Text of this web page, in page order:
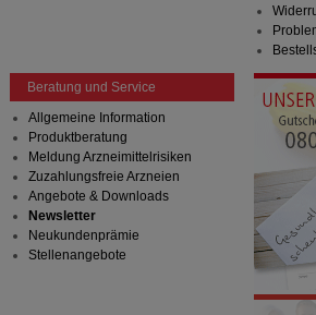
Beratung und Service
Allgemeine Information
Produktberatung
Meldung Arzneimittelrisiken
Zuzahlungsfreie Arzneien
Angebote & Downloads
Newsletter
Neukundenprämie
Stellenangebote